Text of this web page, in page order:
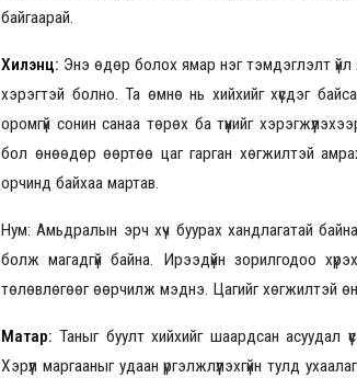
байгаарай.
Хилэнц: Энэ өдөр болох ямар нэг тэмдэглэлт үйл
хэрэгтэй болно. Та өмнө нь хийхийг хүсдэг
оромгүй сонин санаа төрөх ба түүнийг
бол өнөөдөр өөртөө цаг гарган хөгжилтэй
орчинд байхаа мартав.
Нум: Амьдралын эрч хүч буурах хандлагатай
болж магадгүй байна. Ирээдүйн зорилгодоо
төлөвлөгөөг өөрчилж мэднэ. Цагийг хөгжилтэй
Матар:Таныг буулт хийхийг шаардсан асуудал
Хэрүүл маргааныг удаан үргэлжлүүлэхгүйн тулд